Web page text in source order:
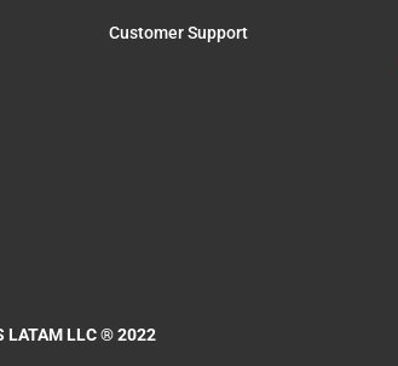
Customer Support
LATAM LLC® 2022